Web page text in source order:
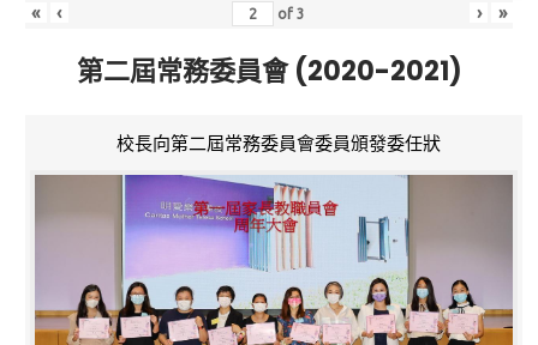
« ‹ of3 › »
第二屆常務委員會 (2020-2021)
校長向第二屆常務委員會委員頒發委任狀